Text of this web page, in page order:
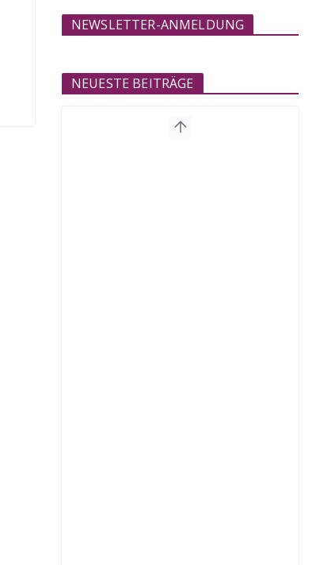
NEWSLETTER-ANMELDUNG
NEUESTE BEITRÄGE